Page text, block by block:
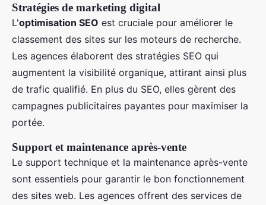
Stratégies de marketing digital
L'optimisation SEO est cruciale pour améliorer le
classement des sites sur les moteurs de recherche.
Les agences élaborent des stratégies SEO qui
augmentent la visibilité organique, attirant ainsi plus
de trafic qualifié. En plus du SEO, elles gèrent des
campagnes publicitaires payantes pour maximiser la
portée.
Support et maintenance après-vente
Le support technique et la maintenance après-vente
sont essentiels pour garantir le bon fonctionnement
des sites web. Les agences offrent des services de